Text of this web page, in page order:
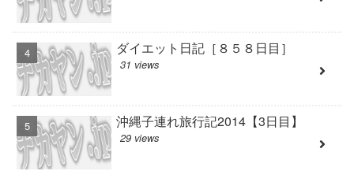
ダイエット日記［８５８日目］
31 views
沖縄子連れ旅行記2014【3日目】
29 views